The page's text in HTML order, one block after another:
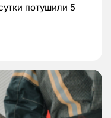
потушили 5